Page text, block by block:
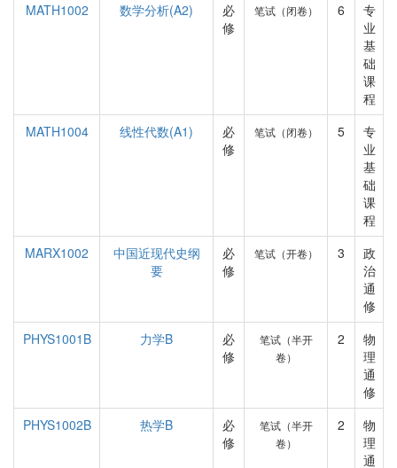
MATH1002 数学分析(A2)
必
修
笔试（闭卷） 6
专
业
基
础
课
程
MATH1004
线性代数(A1)
必
修
笔试（闭卷） 5
专
业
基
础
课
程
MARX1002
中国近现代史纲
要
必
修
笔试（开卷） 3
政
治
通
修
PHYS1001B
力学B
必
修
笔试（半开
卷）
2
物
理
通
修
PHYS1002B
热学B
必
修
笔试（半开
卷）
2
物
理
通